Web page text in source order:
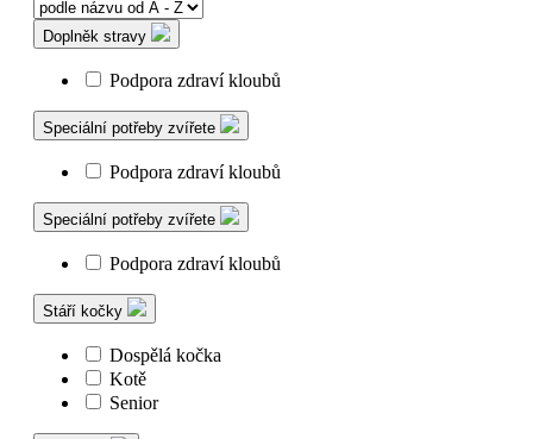
Doplněk stravy
Podpora zdraví kloubů
Speciální potřeby zvířete
Podpora zdraví kloubů
Speciální potřeby zvířete
Podpora zdraví kloubů
Stáří kočky
Dospělá kočka
Kotě
Senior